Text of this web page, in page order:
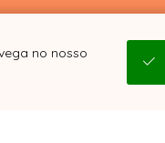
no nosso